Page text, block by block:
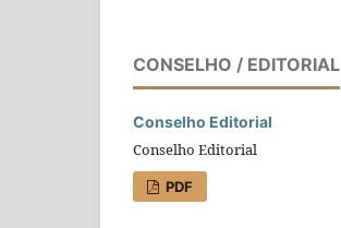
CONSELHO / EDITORIAL
Conselho Editorial
Conselho Editorial
PDF